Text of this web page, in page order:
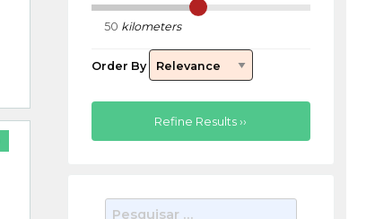
kilometers
Order By
Refine Results ››